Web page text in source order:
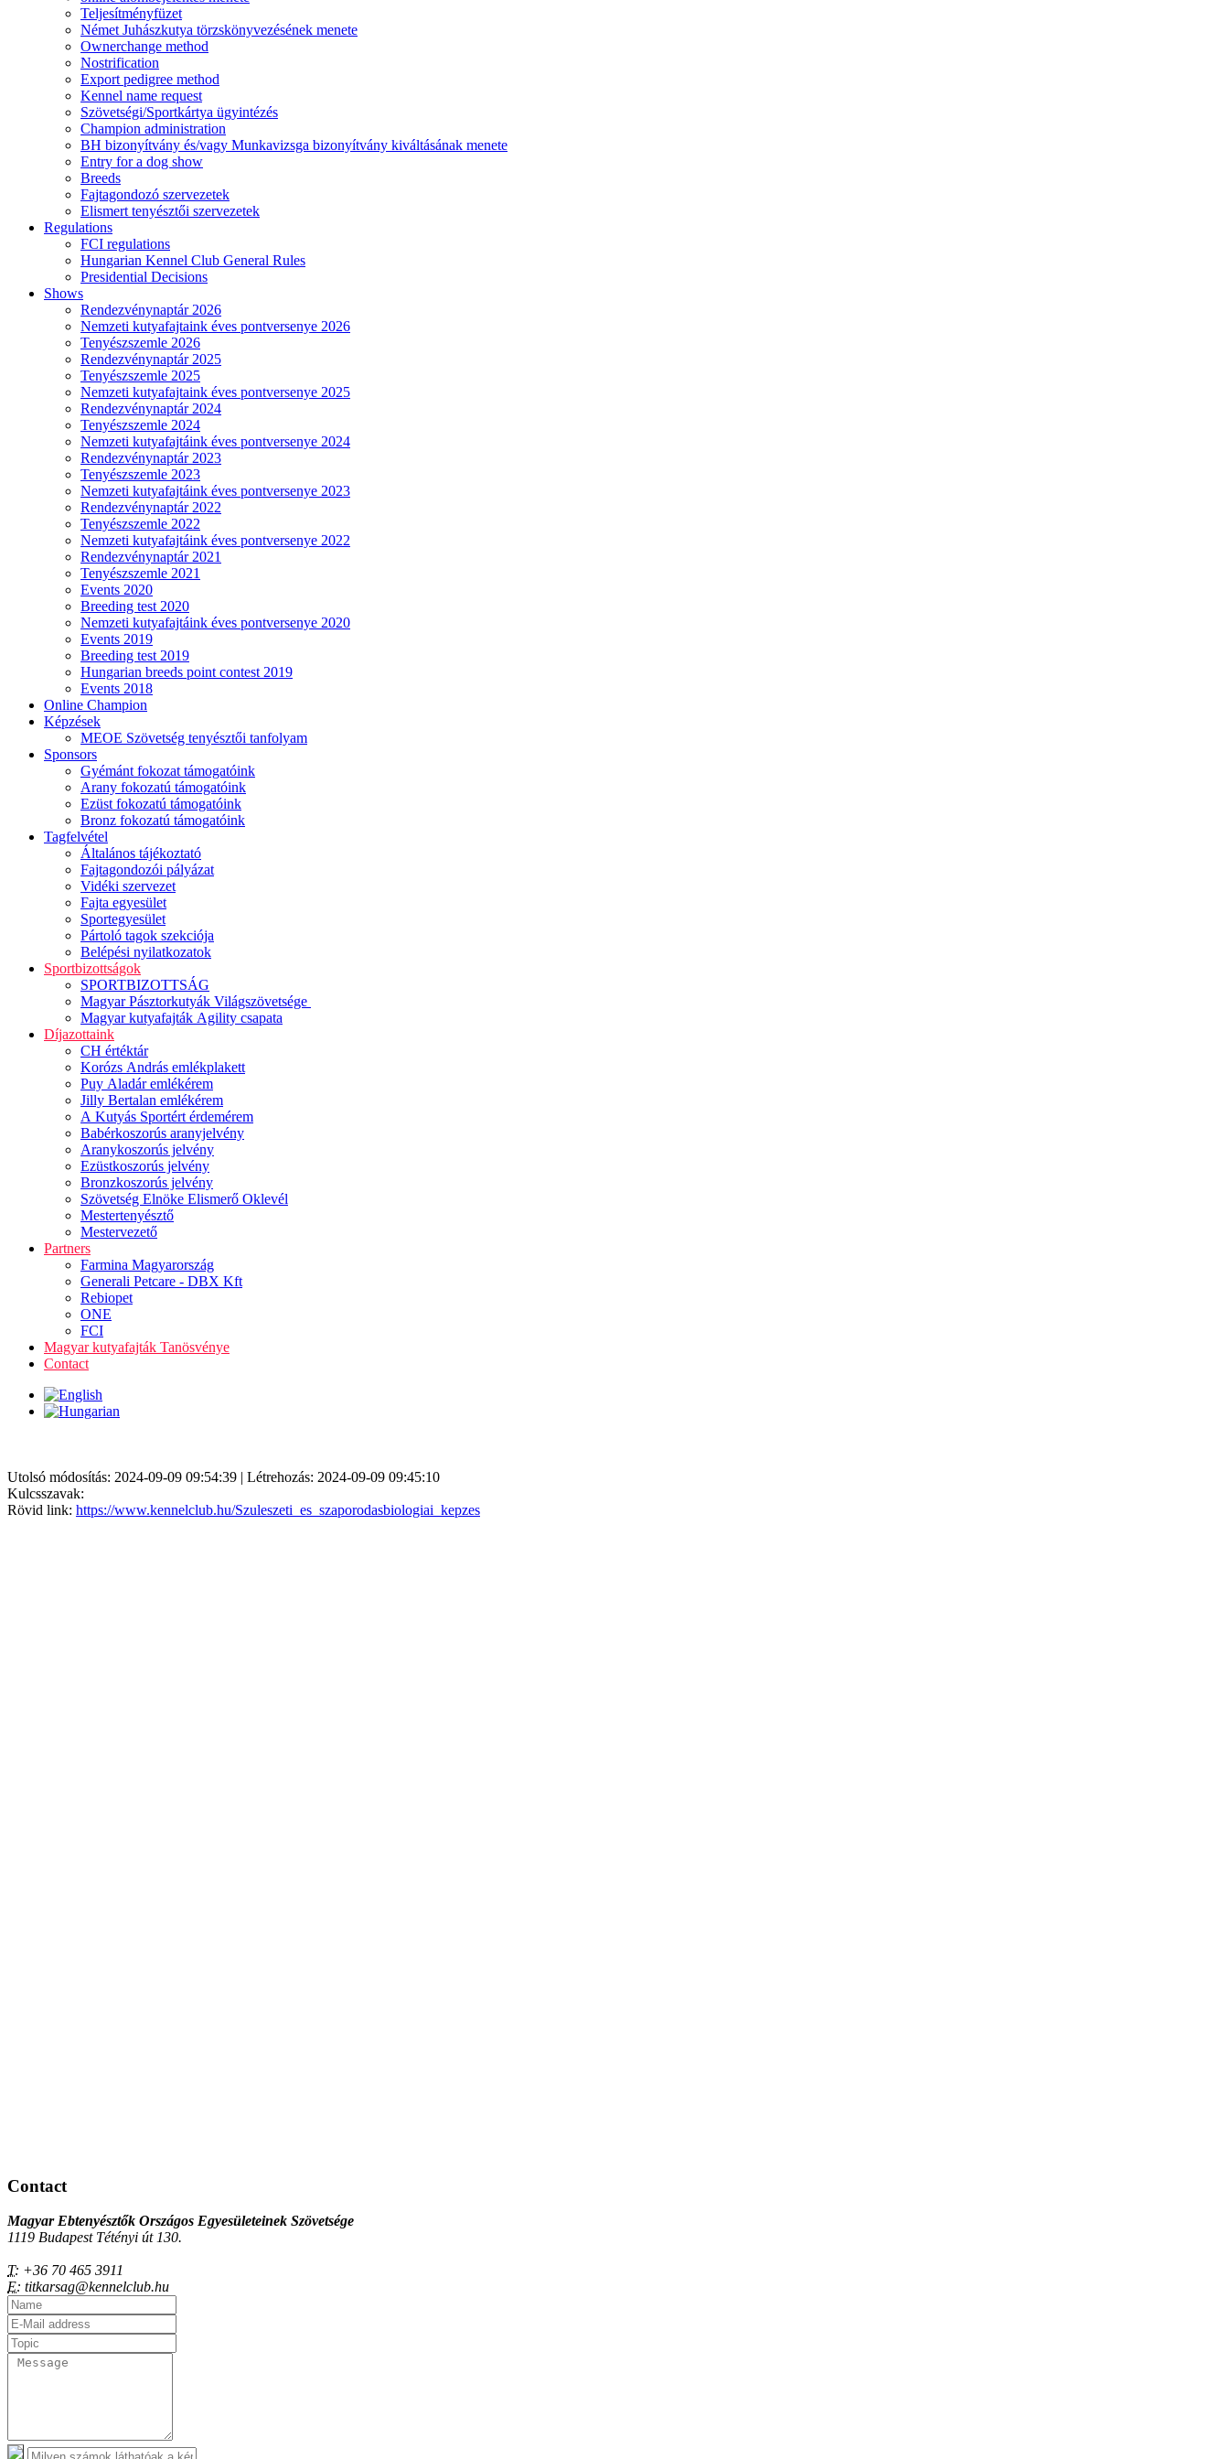
Teljesítményfüzet
Német Juhászkutya törzskönyvezésének menete
Ownerchange method
Nostrification
Export pedigree method
Kennel name request
Szövetségi/Sportkártya ügyintézés
Champion administration
BH bizonyítvány és/vagy Munkavizsga bizonyítvány kiváltásának menete
Entry for a dog show
Breeds
Fajtagondozó szervezetek
Elismert tenyésztői szervezetek
Regulations
FCI regulations
Hungarian Kennel Club General Rules
Presidential Decisions
Shows
Rendezvénynaptár 2026
Nemzeti kutyafajtaink éves pontversenye 2026
Tenyészszemle 2026
Rendezvénynaptár 2025
Tenyészszemle 2025
Nemzeti kutyafajtaink éves pontversenye 2025
Rendezvénynaptár 2024
Tenyészszemle 2024
Nemzeti kutyafajtáink éves pontversenye 2024
Rendezvénynaptár 2023
Tenyészszemle 2023
Nemzeti kutyafajtáink éves pontversenye 2023
Rendezvénynaptár 2022
Tenyészszemle 2022
Nemzeti kutyafajtáink éves pontversenye 2022
Rendezvénynaptár 2021
Tenyészszemle 2021
Events 2020
Breeding test 2020
Nemzeti kutyafajtáink éves pontversenye 2020
Events 2019
Breeding test 2019
Hungarian breeds point contest 2019
Events 2018
Online Champion
Képzések
MEOE Szövetség tenyésztői tanfolyam
Sponsors
Gyémánt fokozat támogatóink
Arany fokozatú támogatóink
Ezüst fokozatú támogatóink
Bronz fokozatú támogatóink
Tagfelvétel
Általános tájékoztató
Fajtagondozói pályázat
Vidéki szervezet
Fajta egyesület
Sportegyesület
Pártoló tagok szekciója
Belépési nyilatkozatok
Sportbizottságok
SPORTBIZOTTSÁG
Magyar Pásztorkutyák Világszövetsége
Magyar kutyafajták Agility csapata
Díjazottaink
CH értéktár
Korózs András emlékplakett
Puy Aladár emlékérem
Jilly Bertalan emlékérem
A Kutyás Sportért érdemérem
Babérkoszorús aranyjelvény
Aranykoszorús jelvény
Ezüstkoszorús jelvény
Bronzkoszorús jelvény
Szövetség Elnöke Elismerő Oklevél
Mestertenyésztő
Mestervezető
Partners
Farmina Magyarország
Generali Petcare - DBX Kft
Rebiopet
ONE
FCI
Magyar kutyafajták Tanösvénye
Contact
Utolsó módosítás: 2024-09-09 09:54:39 | Létrehozás: 2024-09-09 09:45:10
Kulcsszavak:
Rövid link: https://www.kennelclub.hu/Szuleszeti_es_szaporodasbiologiai_kepzes
Contact
Magyar Ebtenyésztők Országos Egyesületeinek Szövetsége
1119 Budapest Tétényi út 130.
T: +36 70 465 3911
E: titkarsag@kennelclub.hu